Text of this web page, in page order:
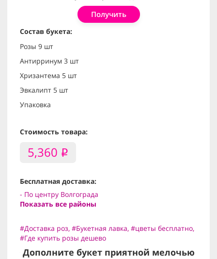
Получить
Состав букета:
Розы 9 шт
Антирринум 3 шт
Хризантема 5 шт
Эвкалипт 5 шт
Упаковка
Стоимость товара:
5,360 i
Бесплатная доставка:
- По центру Волгограда
Показать все районы
#Доставка роз, #Букетная лавка, #цветы бесплатно,
#Где купить розы дешево
Дополните букет приятной мелочью